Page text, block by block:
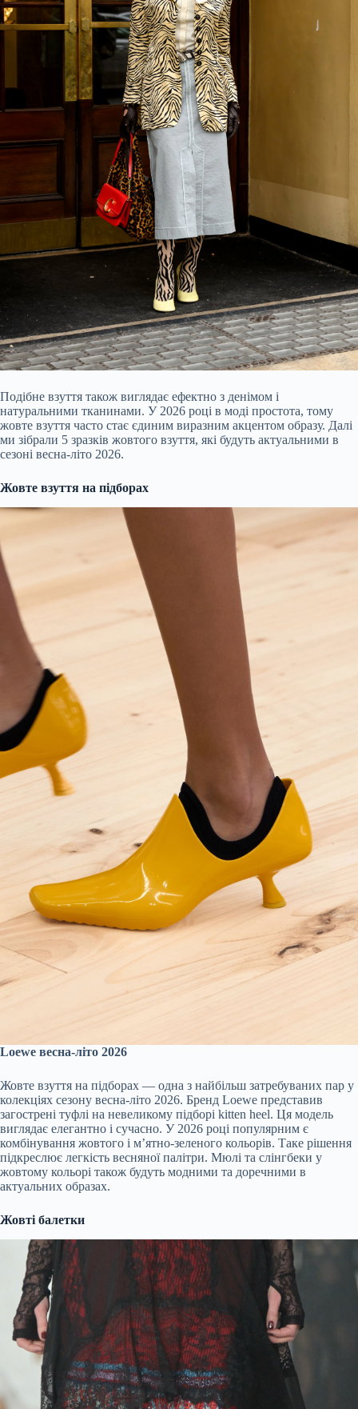
Подібне взуття також виглядає ефектно з денімом і
натуральними тканинами. У 2026 році в моді простота, тому
жовте взуття часто стає єдиним виразним акцентом образу. Далі
ми зібрали 5 зразків жовтого взуття, які будуть актуальними в
сезоні весна-літо 2026.
Жовте взуття на підборах
Loewe весна-літо 2026
Жовте взуття на підборах — одна з найбільш затребуваних пар у
колекціях сезону весна-літо 2026. Бренд Loewe представив
загострені туфлі на невеликому підборі kitten heel. Ця модель
виглядає елегантно і сучасно. У 2026 році популярним є
комбінування жовтого і м’ятно-зеленого кольорів. Таке рішення
підкреслює легкість весняної палітри. Мюлі та слінгбеки у
жовтому кольорі також будуть модними та доречними в
актуальних образах.
Жовті балетки